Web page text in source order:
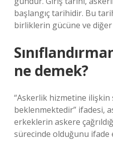
başlangıç ​​tarihidir. Bu
birliklerin gücüne ve diğer
ne demek?
“Askerlik hizmetine ilişkin
beklenmektedir” ifadesi,
erkeklerin askere
sürecinde olduğunu ifade